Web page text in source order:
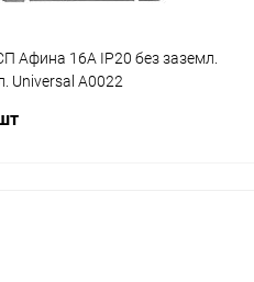
Афина 16А IP20 без заземл.
Universal A0022